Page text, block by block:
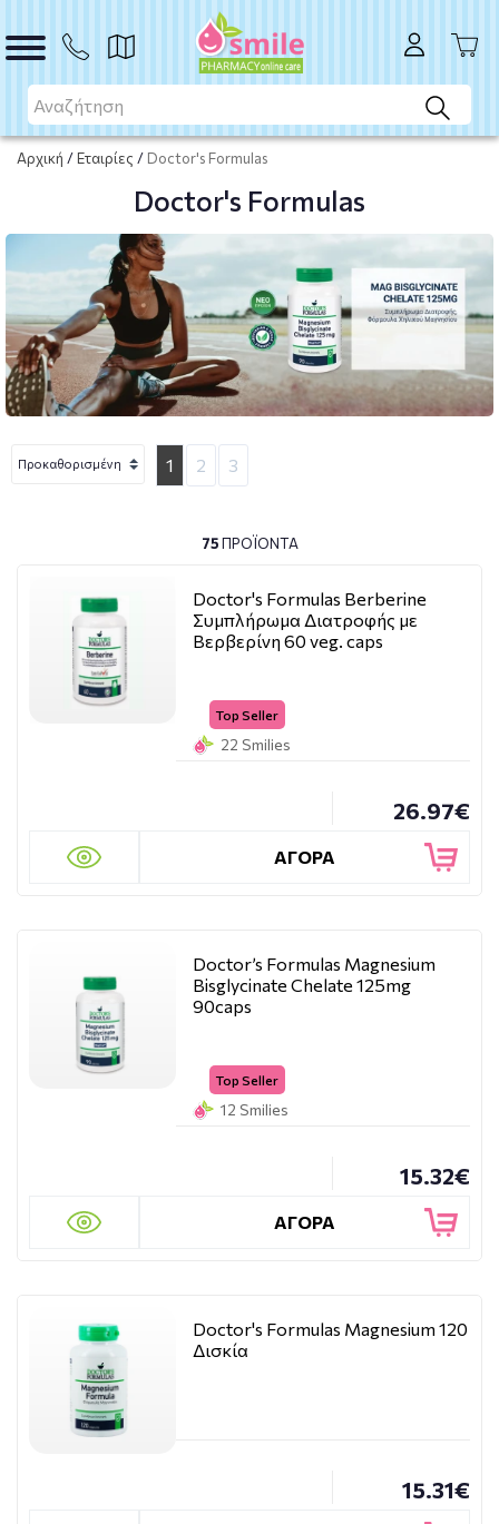
Αρχική /Εταιρίες / Doctor's Formulas
Doctor's Formulas
1 2 3
75ΠΡΟΪΌΝΤΑ
Doctor's Formulas Berberine
Συμπλήρωμα Διατροφής με
Βερβερίνη 60 veg. caps
Top Seller
22 Smilies
26.97€
ΑΓΟΡΑ
Doctor’s Formulas Magnesium
Bisglycinate Chelate 125mg
90caps
Top Seller
12 Smilies
15.32€
ΑΓΟΡΑ
Doctor's Formulas Magnesium 120
Δισκία
15.31€